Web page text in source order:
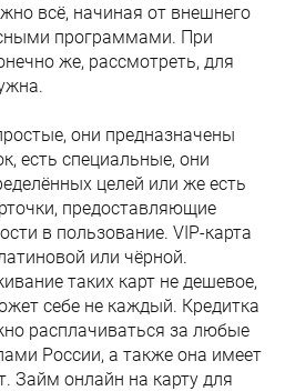
всё, начиная от внешнего
программами. При
же, рассмотреть, для
они предназначены
есть специальные, они
целей или же есть
предоставляющие
в пользование. VIP-карта
или чёрной.
таких карт не дешевое,
себе не каждый. Кредитка
расплачиваться за любые
России, а также она имеет
Займ онлайн на карту для